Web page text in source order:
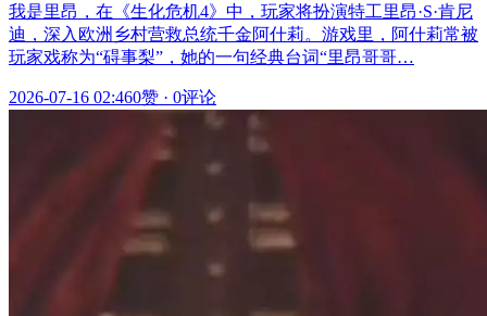
我是里昂，在《生化危机4》中，玩家将扮演特工里昂·S·肯尼
迪，深入欧洲乡村营救总统千金阿什莉。游戏里，阿什莉常被
玩家戏称为“碍事梨”，她的一句经典台词“里昂哥哥…
2026-07-16 02:460赞 · 0评论